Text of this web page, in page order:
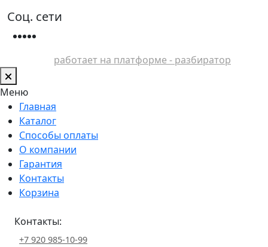
Соц. сети
работает на платформе - разбиратор
Меню
Главная
Каталог
Способы оплаты
О компании
Гарантия
Контакты
Корзина
Контакты:
+7 920 985-10-99